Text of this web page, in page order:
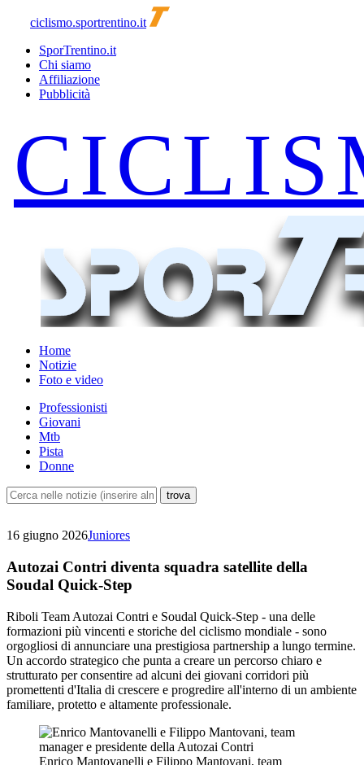
ciclismo.sportrentino.it
SporTrentino.it
Chi siamo
Affiliazione
Pubblicità
Home
Notizie
Foto e video
Professionisti
Giovani
Mtb
Pista
Donne
16 giugno 2026Juniores
Autozai Contri diventa squadra satellite della
Soudal Quick-Step
Riboli Team Autozai Contri e Soudal Quick-Step - una delle
formazioni più vincenti e storiche del ciclismo mondiale - sono
orgogliosi di annunciare una prestigiosa partnership a lungo termine.
Un accordo strategico che punta a creare un percorso chiaro e
strutturato per consentire ad alcuni dei giovani corridori più
promettenti d'Italia di crescere e progredire all'interno di un ambiente
familiare, protetto e altamente professionale.
Enrico Mantovanelli e Filippo Mantovani, team